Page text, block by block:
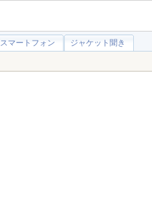
スマートフォン ジャケット聞き